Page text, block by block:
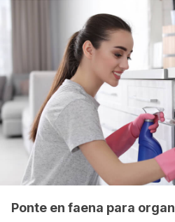
Ponte en faena para